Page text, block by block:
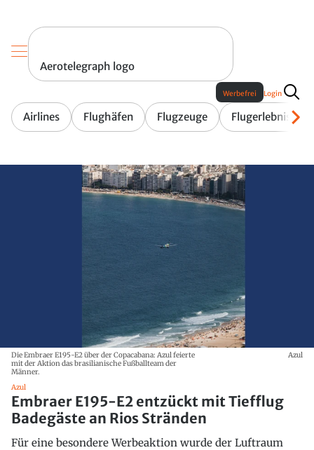
Aerotelegraph logo
Airlines Flughäfen Flugzeuge Flugerlebnis
Werbefrei Login
Die Embraer E195-E2 über der Copacabana: Azul feierte
mit der Aktion das brasilianische Fußballteam der
Männer.
Azul
Azul
Embraer E195-E2 entzückt mit Tiefflug
Badegäste an Rios Stränden
Für eine besondere Werbeaktion wurde der Luftraum